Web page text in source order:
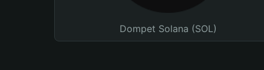
Dompet Solana (SOL)